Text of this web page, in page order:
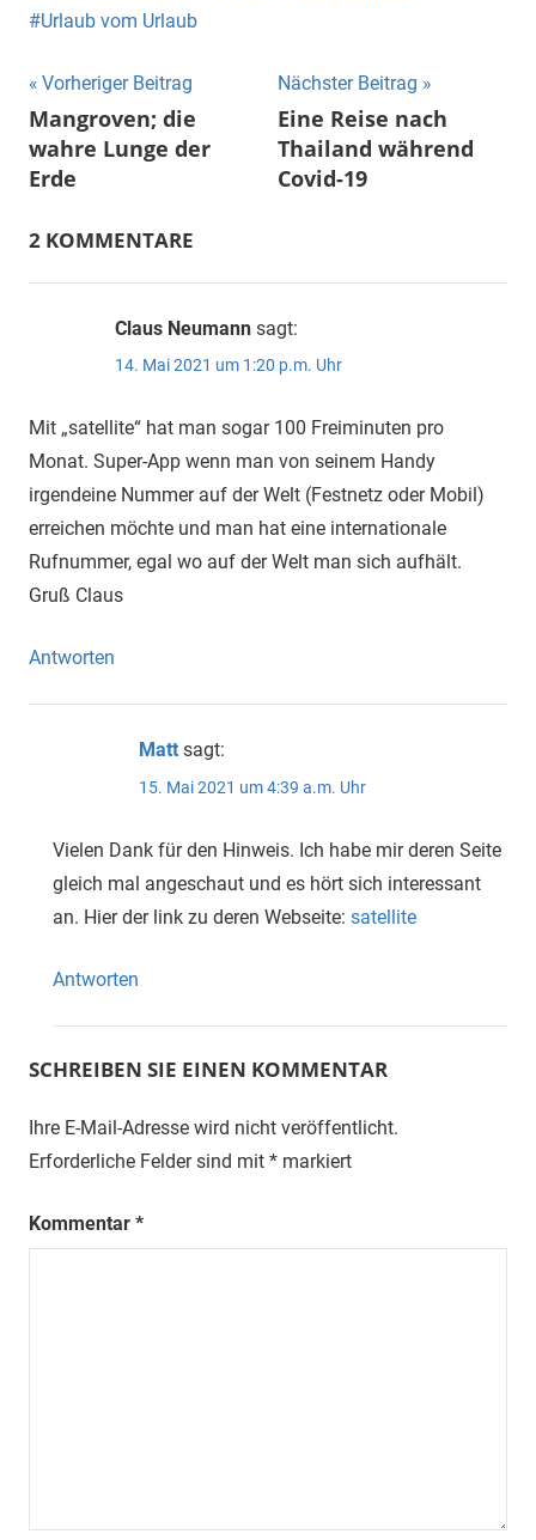
Urlaub vom Urlaub
Beitragsnavigation
Vorheriger Beitrag
Mangroven; die
wahre Lunge der
Erde
Nächster Beitrag
Eine Reise nach
Thailand während
Covid-19
2 KOMMENTARE
Claus Neumann sagt:
14. Mai 2021 um 1:20 p.m. Uhr
Mit „satellite“ hat man sogar 100 Freiminuten pro
Monat. Super-App wenn man von seinem Handy
irgendeine Nummer auf der Welt (Festnetz oder Mobil)
erreichen möchte und man hat eine internationale
Rufnummer, egal wo auf der Welt man sich aufhält.
Gruß Claus
Antworten
Matt sagt:
15. Mai 2021 um 4:39 a.m. Uhr
Vielen Dank für den Hinweis. Ich habe mir deren Seite
gleich mal angeschaut und es hört sich interessant
an. Hier der link zu deren Webseite: satellite
Antworten
SCHREIBEN SIE EINEN KOMMENTAR
Ihre E-Mail-Adresse wird nicht veröffentlicht.
Erforderliche Felder sind mit * markiert
Kommentar *